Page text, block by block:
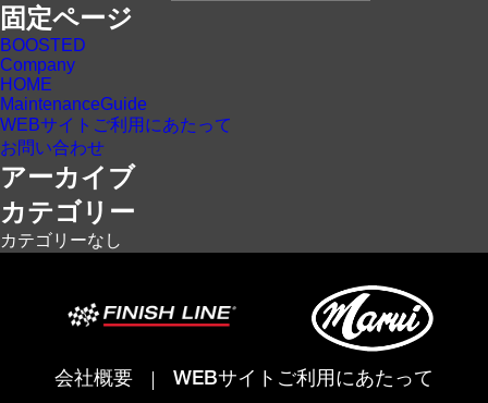
Maintenance Guide
Contact
固定ページ
BOOSTED
Company
HOME
MaintenanceGuide
WEBサイトご利用にあたって
お問い合わせ
アーカイブ
カテゴリー
カテゴリーなし
会社概要
WEBサイトご利用にあたって